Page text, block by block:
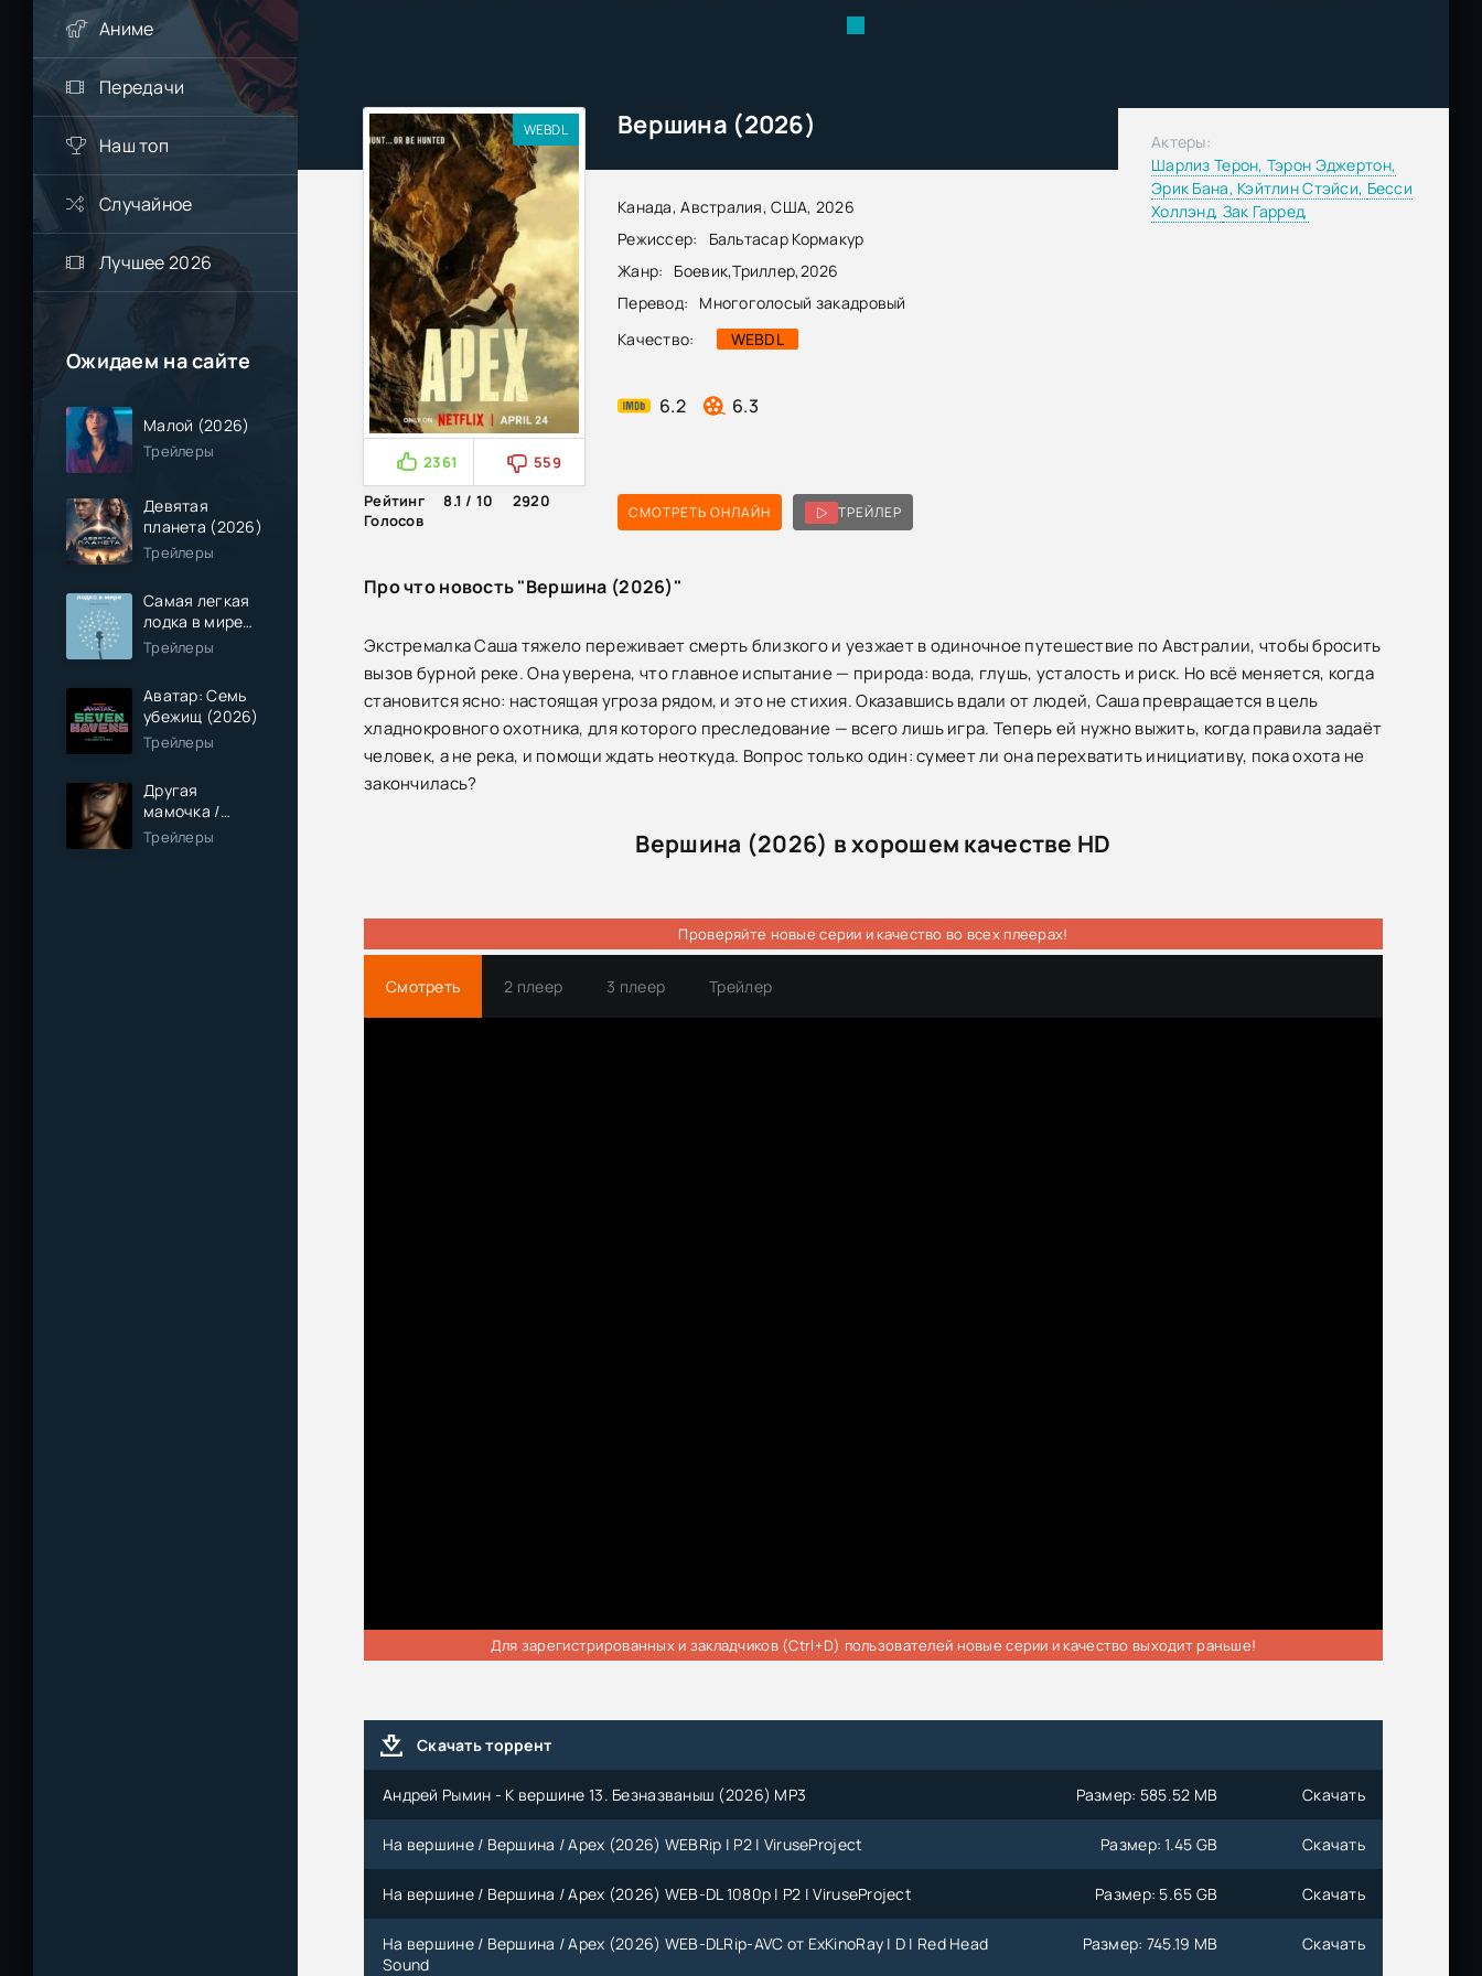
Аниме
Передачи
Наш топ
Случайное
Лучшее 2026
Ожидаем на сайте
Малой (2026)
Трейлеры
Девятая
планета (2026)
Трейлеры
Самая легкая
лодка в мире
(2026)
Трейлеры
Аватар: Семь
убежищ (2026)
Трейлеры
Другая
мамочка /
Чужая мама
(2026)
Трейлеры
Вершина (2026)
Канада, Австралия, США, 2026
Режиссер:
Бальтасар Кормакур
Жанр:
Боевик,Триллер,2026
Перевод:
Многоголосый закадровый
Качество:
WEBDL
6.2 6.3
WEBDL
2361
559
Рейтинг
8.1 / 10
2920
Голосов
СМОТРЕТЬ ОНЛАЙН ТРЕЙЛЕР
Актеры:
Шарлиз Терон, Тэрон Эджертон,
Эрик Бана, Кэйтлин Стэйси, Бесси
Холлэнд, Зак Гарред,
Про что новость "Вершина (2026)"
Экстремалка Саша тяжело переживает смерть близкого и уезжает в одиночное путешествие по Австралии, чтобы бросить
вызов бурной реке. Она уверена, что главное испытание — природа: вода, глушь, усталость и риск. Но всё меняется, когда
становится ясно: настоящая угроза рядом, и это не стихия. Оказавшись вдали от людей, Саша превращается в цель
хладнокровного охотника, для которого преследование — всего лишь игра. Теперь ей нужно выжить, когда правила задаёт
человек, а не река, и помощи ждать неоткуда. Вопрос только один: сумеет ли она перехватить инициативу, пока охота не
закончилась?
Вершина (2026) в хорошем качестве HD
Проверяйте новые серии и качество во всех плеерах!
Смотреть 2 плеер 3 плеер Трейлер
Для зарегистрированных и закладчиков (Ctrl+D) пользователей новые серии и качество выходит раньше!
Скачать торрент
Андрей Рымин - К вершине 13. Безназваныш (2026) МР3 Размер: 585.52 MB Скачать
На вершине / Вершина / Apex (2026) WEBRip | P2 | ViruseProject Размер: 1.45 GB Скачать
На вершине / Вершина / Apex (2026) WEB-DL 1080p | P2 | ViruseProject Размер: 5.65 GB Скачать
На вершине / Вершина / Apex (2026) WEB-DLRip-AVC от ExKinoRay | D | Red Head
Sound
Размер: 745.19 MB Скачать